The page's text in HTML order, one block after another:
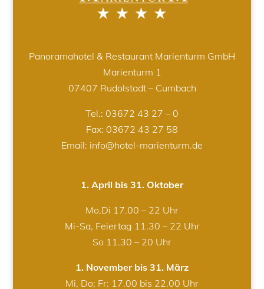
Panoramahotel & Restaurant Marienturm GmbH
Marienturm 1
07407 Rudolstadt – Cumbach
Tel.: 03672 43 27 – 0
Fax: 03672 43 27 58
Email: info@hotel-marienturm.de
1. April bis 31. Oktober
Mo,Di 17.00 – 22 Uhr
Mi-Sa, Feiertag 11.30 – 22 Uhr
So 11.30 – 20 Uhr
1. November bis 31. März
Mi, Do; Fr: 17.00 bis 22.00 Uhr